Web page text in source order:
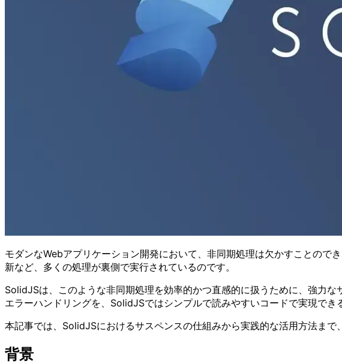
モダンなWebアプリケーション開発において、非同期処理は欠かすことので
新など、多くの処理が裏側で実行されているのです。
SolidJSは、このような非同期処理を効率的かつ直感的に扱うために、強力
エラーハンドリングを、SolidJSではシンプルで読みやすいコードで実現でき
本記事では、SolidJSにおけるサスペンスの仕組みから実践的な活用方法まで
背景